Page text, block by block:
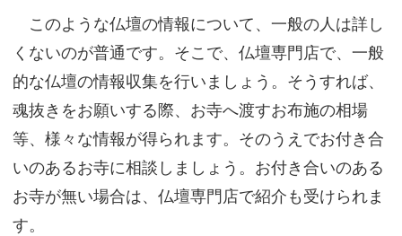
会社概要
サイトマップ
このような仏壇の情報について、一般の人は詳し
くないのが普通です。そこで、仏壇専門店で、一般
的な仏壇の情報収集を行いましょう。そうすれば、
魂抜きをお願いする際、お寺へ渡すお布施の相場
等、様々な情報が得られます。そのうえでお付き合
いのあるお寺に相談しましょう。お付き合いのある
お寺が無い場合は、仏壇専門店で紹介も受けられま
す。